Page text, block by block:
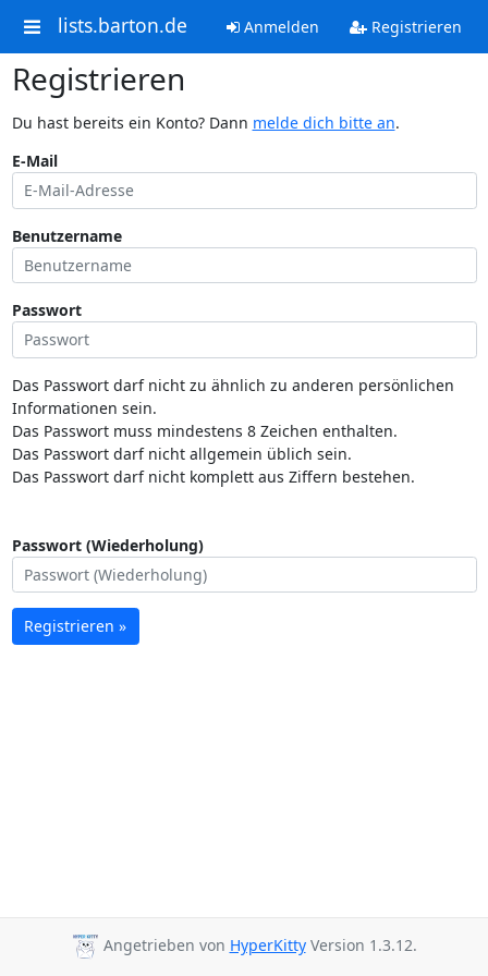
lists.barton.de Anmelden Registrieren
Registrieren
Du hast bereits ein Konto? Dann melde dich bitte an.
E-Mail
Benutzername
Passwort
Das Passwort darf nicht zu ähnlich zu anderen persönlichen
Informationen sein.
Das Passwort muss mindestens 8 Zeichen enthalten.
Das Passwort darf nicht allgemein üblich sein.
Das Passwort darf nicht komplett aus Ziffern bestehen.
Passwort (Wiederholung)
Registrieren »
Angetrieben von HyperKittyVersion 1.3.12.